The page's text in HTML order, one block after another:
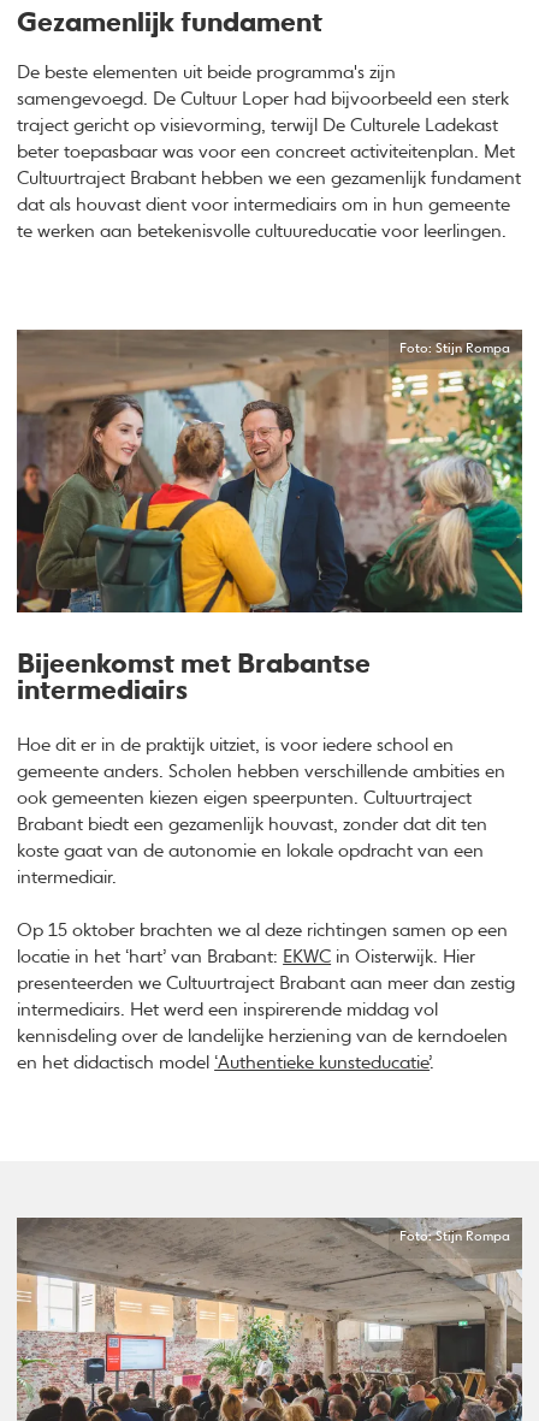
Gezamenlijk fundament
De beste elementen uit beide programma's zijn
samengevoegd. De Cultuur Loper had bijvoorbeeld een sterk
traject gericht op visievorming, terwijl De Culturele Ladekast
beter toepasbaar was voor een concreet activiteitenplan. Met
Cultuurtraject Brabant hebben we een gezamenlijk fundament
dat als houvast dient voor intermediairs om in hun gemeente
te werken aan betekenisvolle cultuureducatie voor leerlingen.
Bijeenkomst met Brabantse
intermediairs
Hoe dit er in de praktijk uitziet, is voor iedere school en
gemeente anders. Scholen hebben verschillende ambities en
ook gemeenten kiezen eigen speerpunten. Cultuurtraject
Brabant biedt een gezamenlijk houvast, zonder dat dit ten
koste gaat van de autonomie en lokale opdracht van een
intermediair.
Op 15 oktober brachten we al deze richtingen samen op een
locatie in het ‘hart’ van Brabant: EKWC in Oisterwijk. Hier
presenteerden we Cultuurtraject Brabant aan meer dan zestig
intermediairs. Het werd een inspirerende middag vol
kennisdeling over de landelijke herziening van de kerndoelen
en het didactisch model ‘Authentieke kunsteducatie’.
Foto: Stijn Rompa
Foto: Stijn Rompa